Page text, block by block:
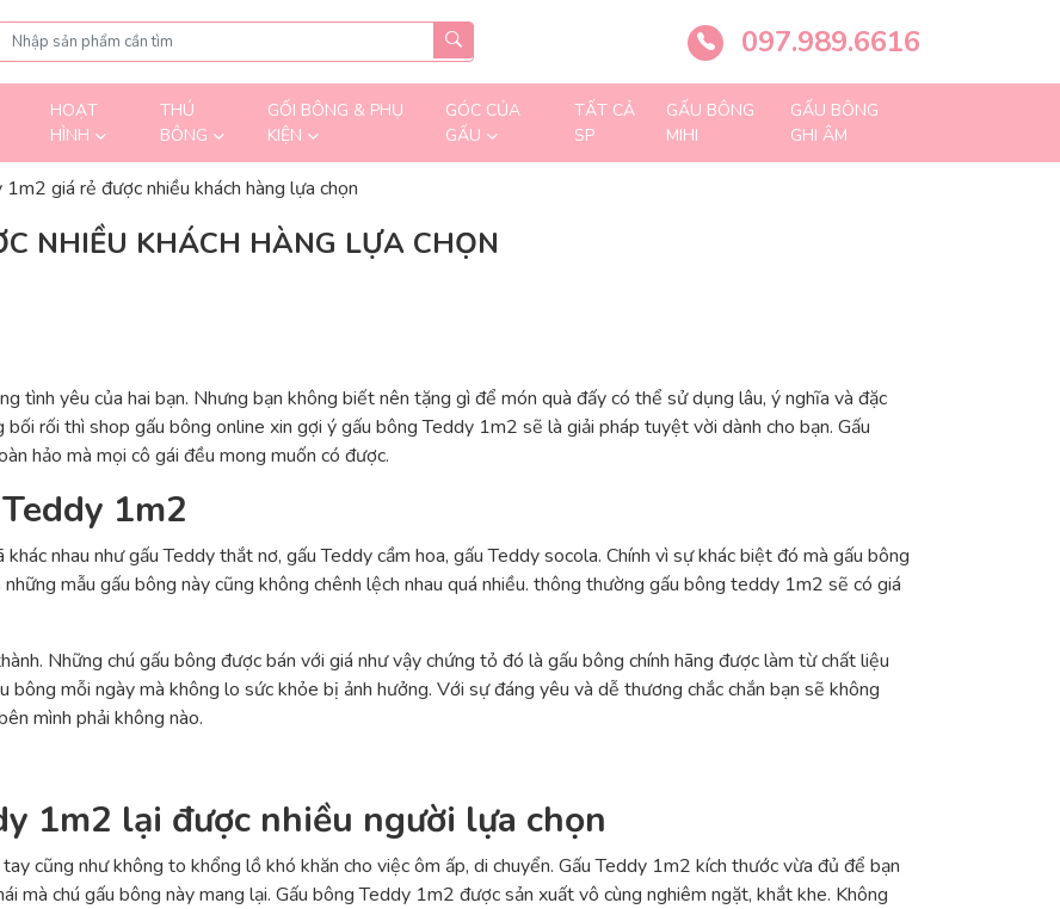
097.989.6616
HOẠT
HÌNH
THÚ
BÔNG
GỐI BÔNG & PHỤ
KIỆN
GÓC CỦA
GẤU
TẤT CẢ
SP
GẤU BÔNG
MIHI
GẤU BÔNG
GHI ÂM
1m2 giá rẻ được nhiều khách hàng lựa chọn
NHIỀU KHÁCH HÀNG LỰA CHỌN
tình yêu của hai bạn. Nhưng bạn không biết nên tặng gì để món quà đấy có thể sử dụng lâu, ý nghĩa và đặc
rối thì shop gấu bông online xin gợi ý gấu bông Teddy 1m2 sẽ là giải pháp tuyệt vời dành cho bạn. Gấu
hảo mà mọi cô gái đều mong muốn có được.
1m2
nhau như gấu Teddy thắt nơ, gấu Teddy cầm hoa, gấu Teddy socola. Chính vì sự khác biệt đó mà gấu bông
những mẫu gấu bông này cũng không chênh lệch nhau quá nhiều. thông thường gấu bông teddy 1m2 sẽ có giá
Những chú gấu bông được bán với giá như vậy chứng tỏ đó là gấu bông chính hãng được làm từ chất liệu
bông mỗi ngày mà không lo sức khỏe bị ảnh hưởng. Với sự đáng yêu và dễ thương chắc chắn bạn sẽ không
mình phải không nào.
1m2 lại được nhiều người lựa chọn
cũng như không to khổng lồ khó khăn cho việc ôm ấp, di chuyển. Gấu Teddy 1m2 kích thước vừa đủ để bạn
mà chú gấu bông này mang lại. Gấu bông Teddy 1m2 được sản xuất vô cùng nghiêm ngặt, khắt khe. Không